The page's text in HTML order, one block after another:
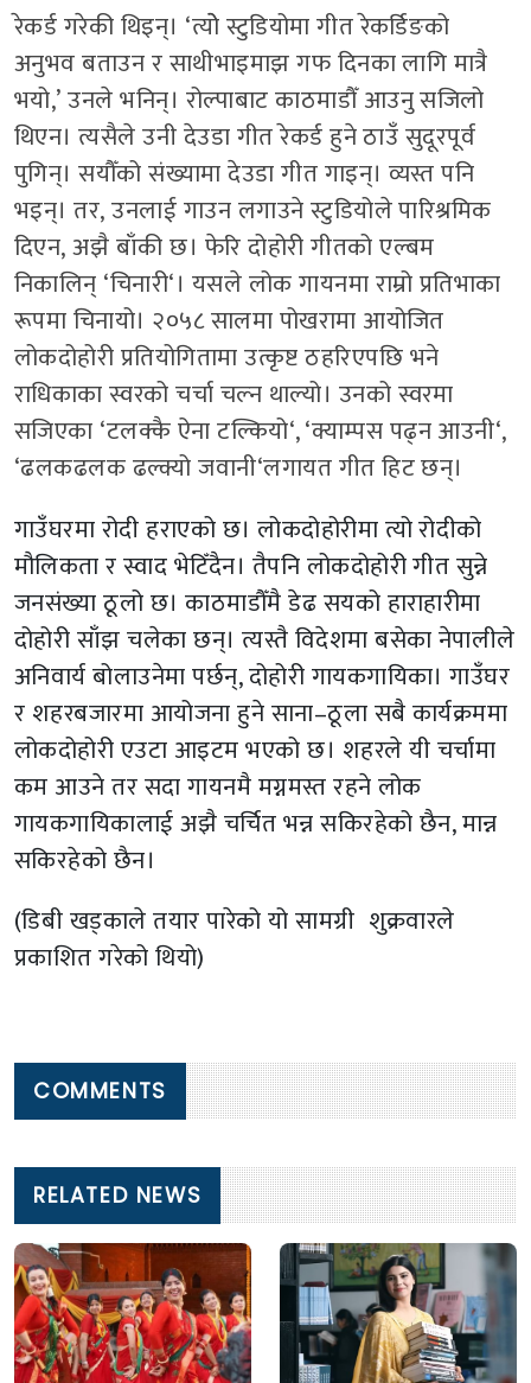
रेकर्ड गरेकी थिइन्। ‘त्योे स्टुडियोमा गीत रेकर्डिङको
अनुभव बताउन र साथीभाइमाझ गफ दिनका लागि मात्रै
भयो,’उनले भनिन्। रोल्पाबाट काठमाडौँ आउनु सजिलो
थिएन। त्यसैले उनी देउडा गीत रेकर्ड हुने ठाउँ सुदूरपूर्व
पुगिन्। सयौँको संख्यामा देउडा गीत गाइन्। व्यस्त पनि
भइन्। तर,उनलाई गाउन लगाउने स्टुडियोले पारिश्रमिक
दिएन,अझै बाँकी छ। फेरि दोहोरी गीतको एल्बम
निकालिन् ‘चिनारी‘। यसले लोक गायनमा राम्रो प्रतिभाका
रूपमा चिनायो। २०५८ सालमा पोखरामा आयोजित
लोकदोहोरी प्रतियोगितामा उत्कृष्ट ठहरिएपछि भने
राधिकाका स्वरको चर्चा चल्न थाल्यो। उनको स्वरमा
सजिएका ‘टलक्कै ऐना टल्कियो‘, ‘क्याम्पस पढ्न आउनी‘,
‘ढलकढलक ढल्क्यो जवानी‘लगायत गीत हिट छन्।
गाउँघरमा रोदी हराएको छ। लोकदोहोरीमा त्यो रोदीको
मौलिकता र स्वाद भेटिँदैन। तैपनि लोकदोहोरी गीत सुन्ने
जनसंख्या ठूलो छ। काठमाडौँमै डेढ सयको हाराहारीमा
दोहोरी साँझ चलेका छन्। त्यस्तै विदेशमा बसेका नेपालीले
अनिवार्य बोलाउनेमा पर्छन्, दोहोरी गायकगायिका। गाउँघर
र शहरबजारमा आयोजना हुने साना–ठूला सबै कार्यक्रममा
लोकदोहोरी एउटा आइटम भएको छ। शहरले यी चर्चामा
कम आउने तर सदा गायनमै मग्नमस्त रहने लोक
गायकगायिकालाई अझै चर्चित भन्न सकिरहेको छैन, मान्न
सकिरहेको छैन।
(डिबी खड्काले तयार पारेको यो सामग्री शुक्रवारले
प्रकाशित गरेको थियो)
COMMENTS
RELATED NEWS